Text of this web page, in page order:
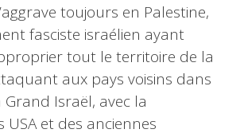
toujours en Palestine,
fasciste israélien ayant
tout le territoire de la
aux pays voisins dans
Grand Israël, avec la
USA et des anciennes